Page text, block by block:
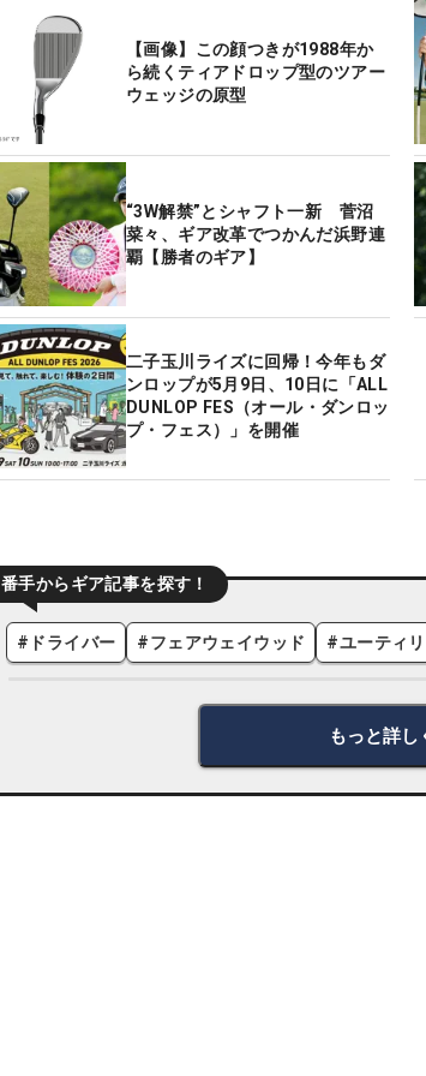
【画像】この顔つきが1988年か
ら続くティアドロップ型のツアー
ウェッジの原型
“3W解禁”とシャフト一新 菅沼
菜々、ギア改革でつかんだ浜野連
覇【勝者のギア】
二子玉川ライズに回帰！今年もダ
ンロップが5月9日、10日に「ALL
DUNLOP FES（オール・ダンロッ
プ・フェス）」を開催
番手からギア記事を探す！
# ドライバー #フェアウェイウッド #ユーティ
もっと詳し